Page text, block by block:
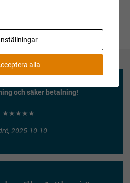
och säker betalning!
★★★★★
2025-10-10
Inställningar
alla